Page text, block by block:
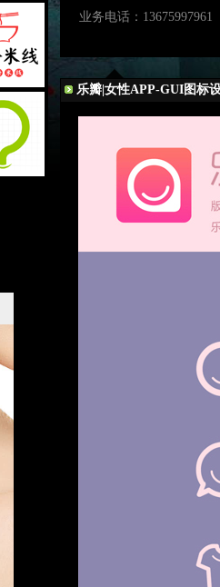
业务电话：13675997961
乐瓣|女性APP-GUI图标